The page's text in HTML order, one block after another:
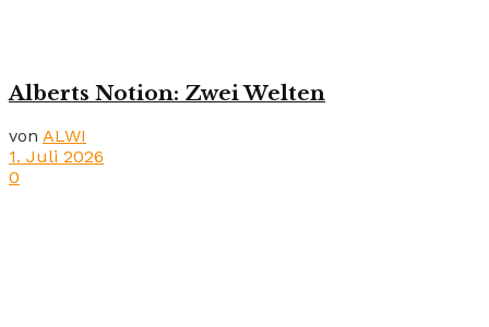
Alberts Notion: Zwei Welten
von ALWI
1. Juli 2026
0